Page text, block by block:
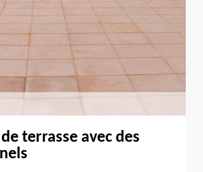
terrasse avec des